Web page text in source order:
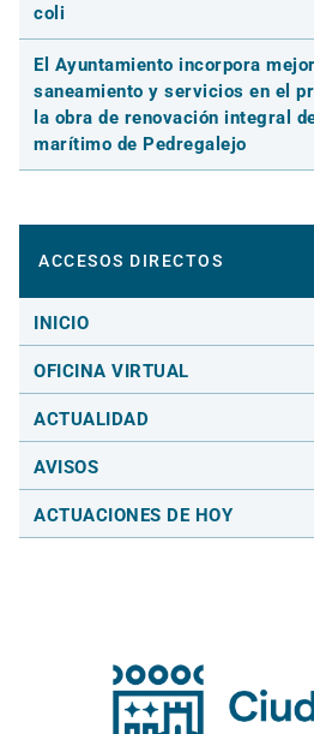
coli
El Ayuntamiento incorpora
saneamiento y servicios en el
la obra de renovación integral
marítimo de Pedregalejo
ACCESOS DIRECTOS
INICIO
OFICINA VIRTUAL
ACTUALIDAD
AVISOS
ACTUACIONES DE HOY